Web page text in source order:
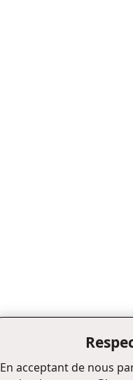
En acceptant de nous